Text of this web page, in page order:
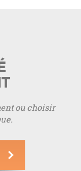
ou choisir